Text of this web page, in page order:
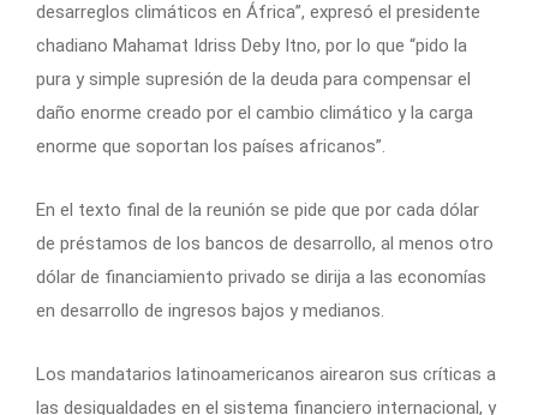
desarreglos climáticos en África”, expresó el presidente
chadiano Mahamat Idriss Deby Itno, por lo que “pido la
pura y simple supresión de la deuda para compensar el
daño enorme creado por el cambio climático y la carga
enorme que soportan los países africanos”.
En el texto final de la reunión se pide que por cada dólar
de préstamos de los bancos de desarrollo, al menos otro
dólar de financiamiento privado se dirija a las economías
en desarrollo de ingresos bajos y medianos.
Los mandatarios latinoamericanos airearon sus críticas a
las desigualdades en el sistema financiero internacional, y